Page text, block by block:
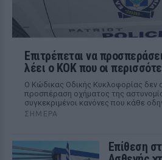
Επιτρέπεται να
λέει ο ΚΟΚ που οι
Ο Κώδικας Οδικής Κυκλοφορίας δεν
προσπέραση οχήματος της
συγκεκριμένοι κανόνες που κάθε
ΣΉΜΕΡΑ
Επίθεση